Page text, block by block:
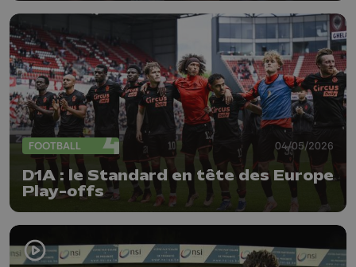
FOOTBALL 04/05/2026
D1A : le Standard en tête des Europe
Play-offs